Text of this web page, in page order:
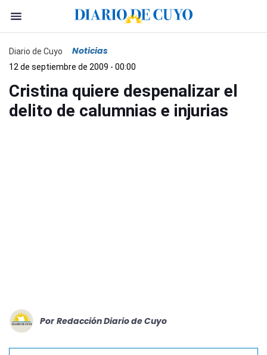
Diario de Cuyo Noticias
12 de septiembre de 2009 - 00:00
Cristina quiere despenalizar el
delito de calumnias e injurias
Por Redacción Diario de Cuyo